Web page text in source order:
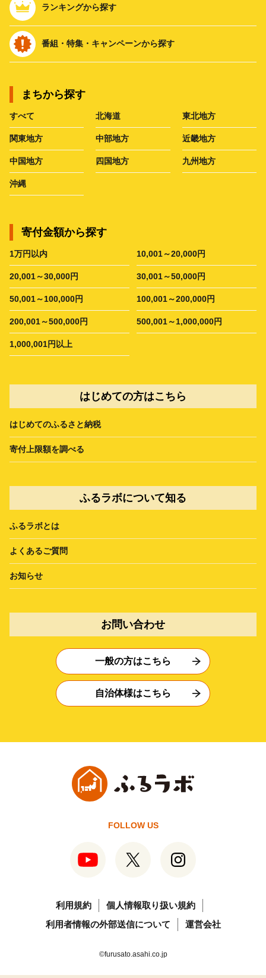
ランキングから探す
番組・特集・キャンペーンから探す
まちから探す
すべて 北海道 東北地方
関東地方 中部地方 近畿地方
中国地方 四国地方 九州地方
沖縄
寄付金額から探す
1万円以内 10,001～20,000円
20,001～30,000円 30,001～50,000円
50,001～100,000円 100,001～200,000円
200,001～500,000円 500,001～1,000,000円
1,000,001円以上
はじめての方はこちら
はじめてのふるさと納税
寄付上限額を調べる
ふるラボについて知る
ふるラボとは
よくあるご質問
お知らせ
お問い合わせ
一般の方はこちら
自治体様はこちら
FOLLOW US
利用規約
個人情報取り扱い規約
利用者情報の外部送信について
運営会社
©furusato.asahi.co.jp